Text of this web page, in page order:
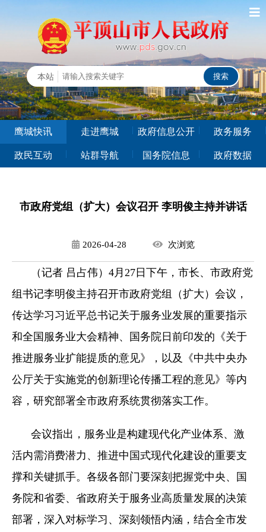
鹰城快讯 走进鹰城 政府信息公开 政务服务
政民互动 站群导航 国务院信息 政府数据
市政府党组（扩大）会议召开 李明俊主持并讲话
2026-04-28 次浏览
（记者 吕占伟）4月27日下午，市长、市政府党
组书记李明俊主持召开市政府党组（扩大）会议，
传达学习习近平总书记关于服务业发展的重要指示
和全国服务业大会精神、国务院日前印发的《关于
推进服务业扩能提质的意见》，以及《中共中央办
公厅关于实施党的创新理论传播工程的意见》等内
容，研究部署全市政府系统贯彻落实工作。
会议指出，服务业是构建现代化产业体系、激
活内需消费潜力、推进中国式现代化建设的重要支
撑和关键抓手。各级各部门要深刻把握党中央、国
务院和省委、省政府关于服务业高质量发展的决策
部署，深入对标学习、深刻领悟内涵，结合全市发